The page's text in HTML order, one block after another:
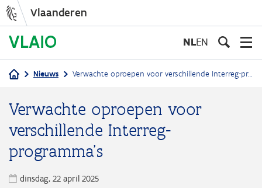
Vlaanderen
NLEN
Nieuws Verwachte oproepen voor verschillende Interreg-programma's
Verwachte oproepen voor
verschillende Interreg-
programma's
dinsdag, 22 april 2025